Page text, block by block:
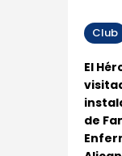
Club
El
de